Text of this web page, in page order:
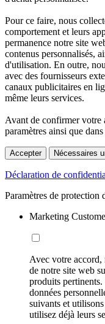
Pour ce faire, nous
comportement et leurs
permanence notre site
contenus personnalisés,
d'utilisation. En outre,
avec des fournisseurs
canaux publicitaires en
même leurs services.
Avant de confirmer votre
paramètres ainsi que
Accepter Nécessaires
Déclaration de
Paramètres de protection
Marketing
Avec votre accord,
de notre site web
produits
données
suivants et
utilisez déjà leurs